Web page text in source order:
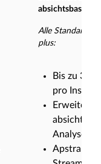
absichtsbasierte
Alle
plus:
Bis zu 3
pro Instanz
Erweiterte
Analysen
Apstra